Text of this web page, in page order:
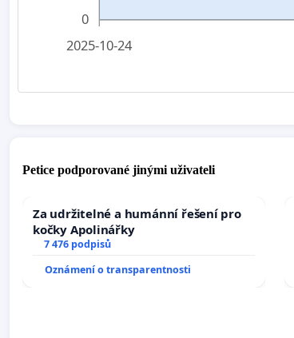
0
2025-10-24
Petice podporované jinými uživateli
Za udržitelné a humánní řešení pro
kočky Apolinářky
7 476 podpisů
Oznámení o transparentnosti